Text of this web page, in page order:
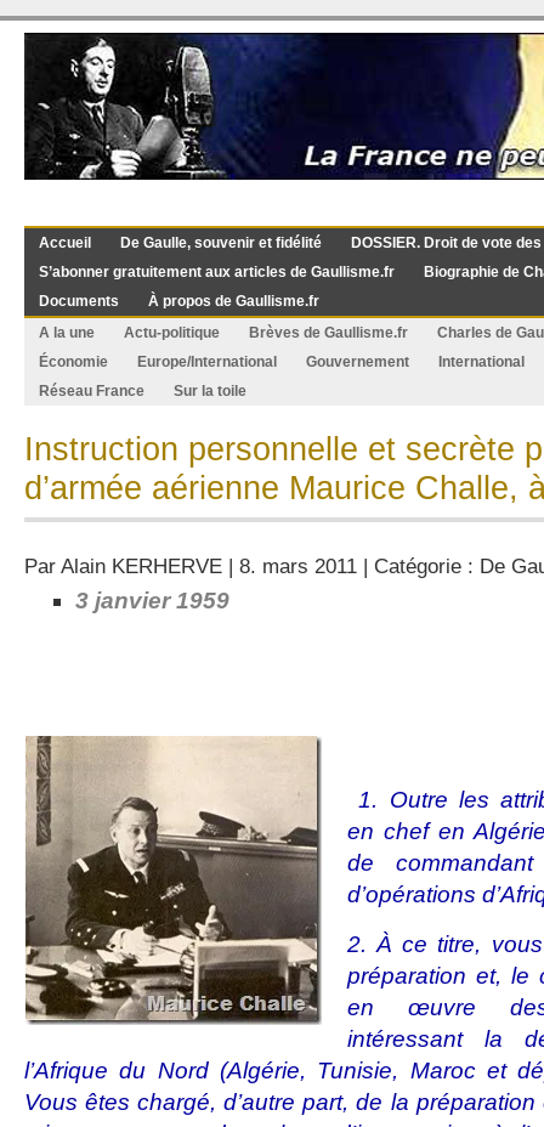
Accueil De Gaulle, souvenir et fidélité
DOSSIER. Droit de vote
S’abonner gratuitement aux articles de Gaullisme.fr
Biographie de
Documents
À propos de Gaullisme.fr
A la une
Actu-politique Brèves de Gaullisme.fr
Charles de
Économie
Europe/International Gouvernement
International
Réseau France
Sur la toile
Instruction personnelle et secrète
d’armée aérienne Maurice Challe,
Par Alain KERHERVE | 8. mars 2011 | Catégorie : De
3 janvier 1959
1. Outre les
en chef en
de
d’opérations
2. À ce titre,
préparation et, le
en œuvre des
intéressant la
l’Afrique du Nord (Algérie, Tunisie, Maroc et
Vous êtes chargé, d’autre part, de la